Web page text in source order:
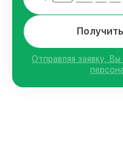
Отправляя заявку,